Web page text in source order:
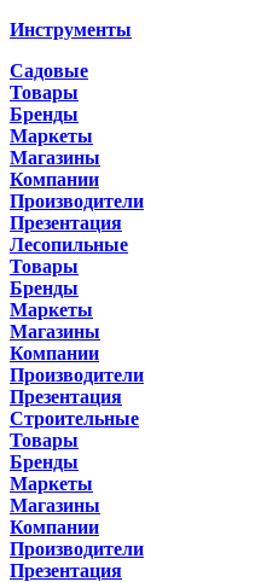
Инструменты
Садовые
Товары
Бренды
Маркеты
Магазины
Компании
Производители
Презентация
Лесопильные
Товары
Бренды
Маркеты
Магазины
Компании
Производители
Презентация
Строительные
Товары
Бренды
Маркеты
Магазины
Компании
Производители
Презентация